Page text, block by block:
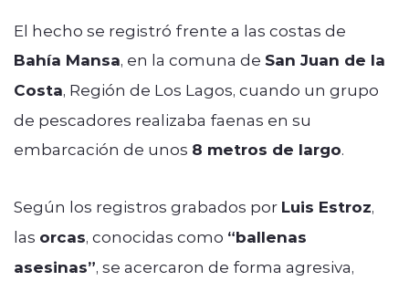
El hecho se registró frente a las costas de
Bahía Mansa, en la comuna de San Juan de la
Costa, Región de Los Lagos, cuando un grupo
de pescadores realizaba faenas en su
embarcación de unos 8 metros de largo.
Según los registros grabados por Luis Estroz,
las orcas, conocidas como “ballenas
asesinas”, se acercaron de forma agresiva,